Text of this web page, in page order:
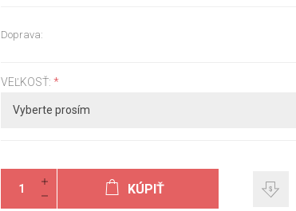
Doprava:
VEĽKOSŤ: *
KÚPIŤ